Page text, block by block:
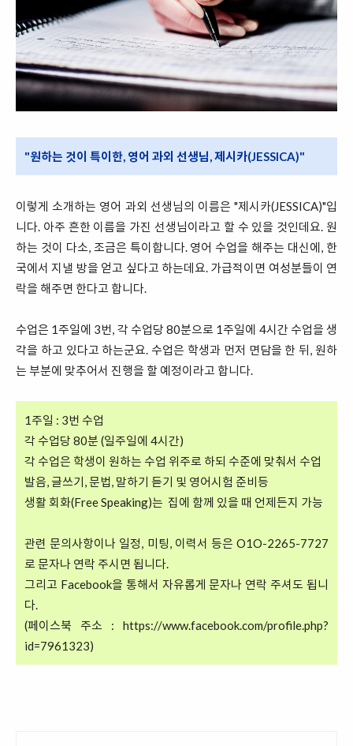
"원하는 것이 특이한, 영어 과외 선생님, 제시카(JESSICA)"
이렇게 소개하는 영어 과외 선생님의 이름은 "제시카(JESSICA)"입
니다. 아주 흔한 이름을 가진 선생님이라고 할 수 있을 것인데요. 원
하는 것이 다소, 조금은 특이합니다. 영어 수업을 해주는 대신에, 한
국에서 지낼 방을 얻고 싶다고 하는데요. 가급적이면 여성분들이 연
락을 해주면 한다고 합니다.
수업은 1주일에 3번, 각 수업당 80분으로 1주일에 4시간 수업을 생
각을 하고 있다고 하는군요. 수업은 학생과 먼저 면담을 한 뒤, 원하
는 부분에 맞추어서 진행을 할 예정이라고 합니다.
1주일 : 3번 수업
각 수업당 80분 (일주일에 4시간)
각 수업은 학생이 원하는 수업 위주로 하되 수준에 맞춰서 수업
발음, 글쓰기, 문법, 말하기 듣기 및 영어시험 준비등
생활 회화(Free Speaking)는 집에 함께 있을 때 언제든지 가능
관련 문의사항이나 일정, 미팅, 이력서 등은 O1O-2265-7727
로 문자나 연락 주시면 됩니다.
그리고 Facebook을 통해서 자유롭게 문자나 연락 주셔도 됩니
다.
(페이스북 주소 : https://www.facebook.com/profile.php?
id=7961323)